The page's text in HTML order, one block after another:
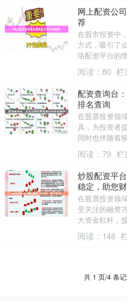
网上配资公
荐
在股市投资中
方式，吸引了
络配资平台的
配资公司成为
将为您解析网
阅读： 80 栏
配资查询台
排名查询
在股票投资领
具，为投资者
同时也伴随着
正规的股票配
系到资金安全
阅读： 79 栏
炒股配资平
稳定，助您
在股票投资领
受关注的融资
大资金杠杆，
一家安全稳定
解平台的配资
阅读： 148
共 1 页/4 条